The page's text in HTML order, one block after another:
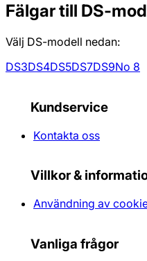
Fälgar till DS-
Välj DS-modell nedan:
DS3DS4DS5DS7DS9No 8
Kundservice
Kontakta oss
Villkor &
Användning av
Vanliga frågor